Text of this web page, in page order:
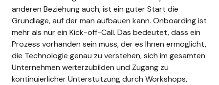
anderen Beziehung auch, ist ein guter Start die
Grundlage, auf der man aufbauen kann. Onboarding ist
mehr als nur ein Kick-off-Call. Das bedeutet, dass ein
Prozess vorhanden sein muss, der es Ihnen ermöglicht,
die Technologie genau zu verstehen, sich im gesamten
Unternehmen weiterzubilden und Zugang zu
kontinuierlicher Unterstützung durch Workshops,